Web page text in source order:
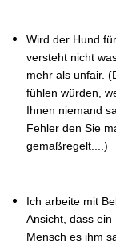
Wird der Hund
versteht nicht
mehr als unfair.
fühlen würden,
Ihnen niemand
Fehler den Sie
gemaßregelt....)
Ich arbeite mit
Ansicht, dass
Mensch es ihm